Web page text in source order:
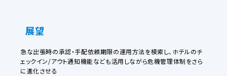
展望
急な出張時の承認・手配依頼期限の運用方法を模索し、ホテルのチ
ェックイン/アウト通知機能なども活用しながら危機管理体制をさら
に進化させる